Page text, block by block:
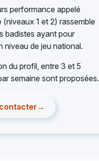
performance appelé
(niveaux 1 et 2) rassemble
badistes ayant pour
niveau de jeu national.
du profil, entre 3 et 5
semaine sont proposées.